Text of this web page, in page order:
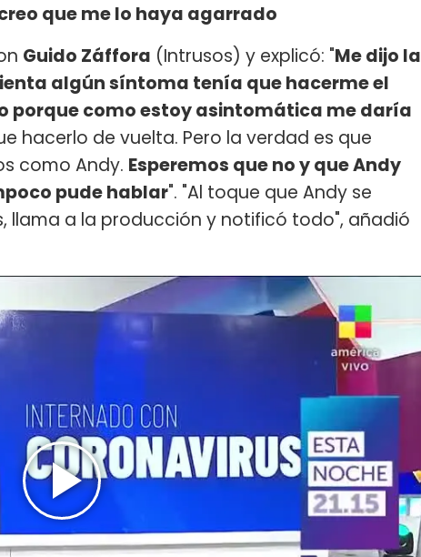
que me lo haya agarrado
Guido Záffora (Intrusos) y explicó: "Me dijo la
algún síntoma tenía que hacerme el
porque como estoy asintomática me daría
hacerlo de vuelta. Pero la verdad es que
como Andy. Esperemos que no y que Andy
pude hablar". "Al toque que Andy se
llama a la producción y notificó todo", añadió